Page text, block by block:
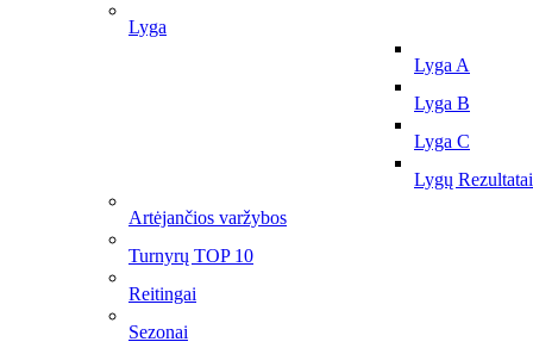
Lyga
Lyga A
Lyga B
Lyga C
Lygų Rezultatai
Artėjančios varžybos
Turnyrų TOP 10
Reitingai
Sezonai